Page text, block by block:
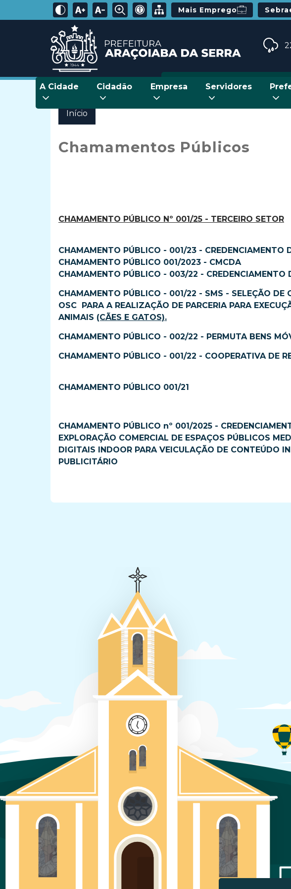
Mais Emprego
A Cidade Cidadão Empresa Servidores
Início
Chamamentos Públicos
CHAMAMENTO PÚBLICO Nº 001/25 - TERCEIRO SETOR
CHAMAMENTO PÚBLICO - 001/23 - CREDENCIAMENTO
CHAMAMENTO PÚBLICO 001/2023 - CMCDA
CHAMAMENTO PÚBLICO - 003/22 - CREDENCIAMENTO
CHAMAMENTO PÚBLICO - 001/22 - SMS - SELEÇÃO DE
OSC PARA A REALIZAÇÃO DE PARCERIA PARA
ANIMAIS (CÃES E GATOS).
CHAMAMENTO PÚBLICO - 002/22 - PERMUTA BENS
CHAMAMENTO PÚBLICO - 001/22 - COOPERATIVA DE
CHAMAMENTO PÚBLICO 001/21
CHAMAMENTO PÚBLICO nº 001/2025 -
EXPLORAÇÃO COMERCIAL DE ESPAÇOS PÚBLICOS
DIGITAIS INDOOR PARA VEICULAÇÃO DE CONTEÚDO
PUBLICITÁRIO